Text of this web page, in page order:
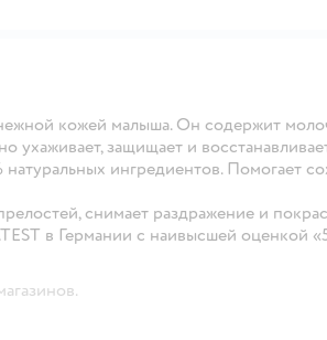
кожей малыша. Он содержит
ухаживает, защищает и
ингредиентов. Помогает
снимает раздражение и
в Германии с наивысшей оценкой